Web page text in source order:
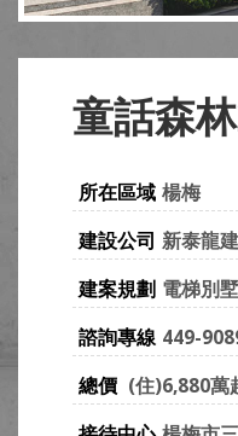
童話森
所在區域 楊梅
建設公司 新泰龍
建案規劃 電梯別墅
諮詢專線 449-
總價 (住)6,880萬